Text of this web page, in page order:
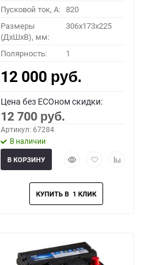
Пусковой ток, A: 820
Размеры
(ДхШхВ), мм:
306x173x225
Полярность: 1
12 000 руб.
Цена без ECOном скидки:
12 700 руб.
Артикул: 67284
В наличии
БыстрыйДобавить
избранное
Добавить
В КОРЗИНУ